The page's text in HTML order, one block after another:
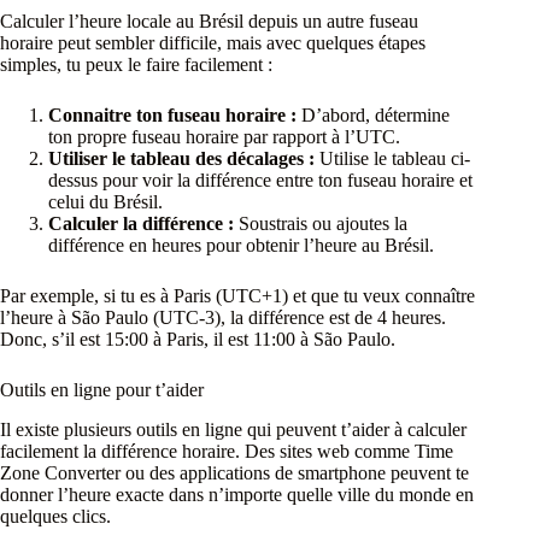
Calculer l’heure locale au Brésil depuis un autre fuseau
horaire peut sembler difficile, mais avec quelques étapes
simples, tu peux le faire facilement :
Connaitre ton fuseau horaire : D’abord, détermine
ton propre fuseau horaire par rapport à l’UTC.
Utiliser le tableau des décalages : Utilise le tableau ci-
dessus pour voir la différence entre ton fuseau horaire et
celui du Brésil.
Calculer la différence : Soustrais ou ajoutes la
différence en heures pour obtenir l’heure au Brésil.
Par exemple, si tu es à Paris (UTC+1) et que tu veux connaître
l’heure à São Paulo (UTC-3), la différence est de 4 heures.
Donc, s’il est 15:00 à Paris, il est 11:00 à São Paulo.
Outils en ligne pour t’aider
Il existe plusieurs outils en ligne qui peuvent t’aider à calculer
facilement la différence horaire. Des sites web comme Time
Zone Converter ou des applications de smartphone peuvent te
donner l’heure exacte dans n’importe quelle ville du monde en
quelques clics.